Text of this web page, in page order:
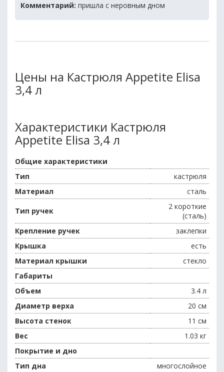
Комментарий: пришла с неровным дном
Цены на Кастрюля Appetite Elisa
3,4 л
Характеристики Кастрюля
Appetite Elisa 3,4 л
Общие характеристики
Тип
кастрюля
Материал
сталь
Тип ручек
2 короткие
(сталь)
Крепление ручек
заклепки
Крышка
есть
Материал крышки
стекло
Габариты
Объем
3.4 л
Диаметр верха
20 см
Высота стенок
11 см
Вес
1.03 кг
Покрытие и дно
Тип дна
многослойное